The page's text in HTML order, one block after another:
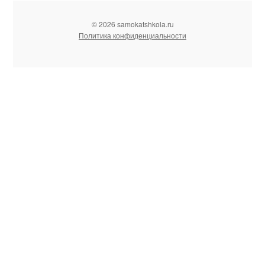
© 2026 samokatshkola.ru
Политика конфиденциальности